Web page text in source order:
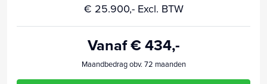
€ 25.900,- Excl. BTW
Vanaf € 434,-
Maandbedrag obv. 72 maanden